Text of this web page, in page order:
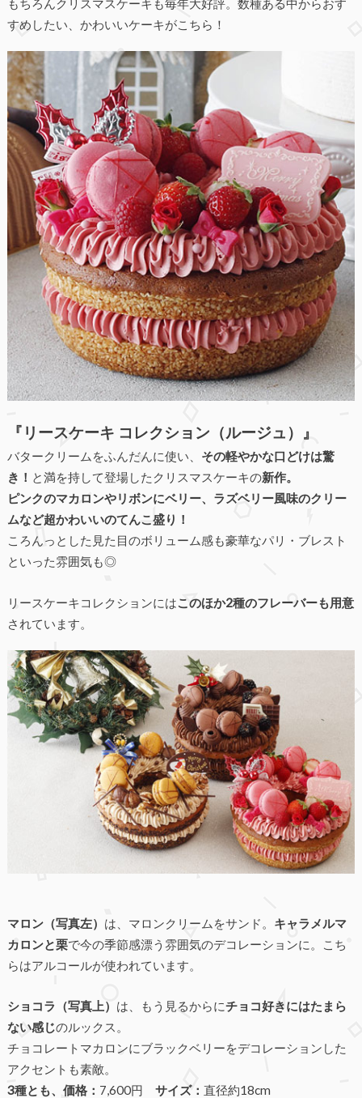
もちろんクリスマスケーキも毎年大好評。数種ある中からおす
すめしたい、かわいいケーキがこちら！
『リースケーキ コレクション（ルージュ）』
バタークリームをふんだんに使い、 その軽やかな口どけは驚
き！ と満を持して登場したクリスマスケーキの新作。
ピンクのマカロンやリボンにベリー、ラズベリー風味のクリー
ムなど超かわいいのてんこ盛り！
ころんっとした見た目のボリューム感も豪華なパリ・ブレスト
といった雰囲気も◎
リースケーキコレクションにはこのほか2種のフレーバーも用意
されています。
マロン（写真左） は、マロンクリームをサンド。 キャラメルマ
カロンと栗で今の季節感漂う雰囲気のデコレーションに。こち
らはアルコールが使われています。
ショコラ（写真上） は、もう見るからにチョコ好きにはたまら
ない感じのルックス。
チョコレートマカロンにブラックベリーをデコレーションした
アクセントも素敵。
3種とも、価格： 7,600円 サイズ： 直径約18cm